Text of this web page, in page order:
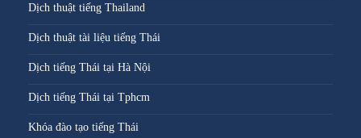
Dịch thuật tiếng Thailand
Dịch thuật tài liệu tiếng Thái
Dịch tiếng Thái tại Hà Nội
Dịch tiếng Thái tại Tphcm
Khóa đào tạo tiếng Thái